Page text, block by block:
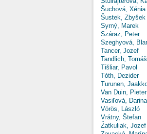
Šuchová, Xénia
Šustek, Zbyšek
Syrný, Marek
Száraz, Peter
Szeghyová,
Tancer, Jozef
Tandlich, Tomáš
Tišliar, Pavol
Tóth, Dezider
Turunen,
Van Duin, Pieter
Vasiľová, Darina
Vörös, László
Vrátny, Štefan
Žatkuliak, Jozef